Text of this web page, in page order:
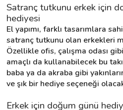
Satranç tutkunu erkek için
hediyesi
El yapımı, farklı tasarımlara
satranç tutkunu olan erkekleri
Özellikle ofis, çalışma odası
amaçlı da kullanabilecek bu
baba ya da akraba gibi
ve şık bir hediye seçeneği
Erkek için doğum günü